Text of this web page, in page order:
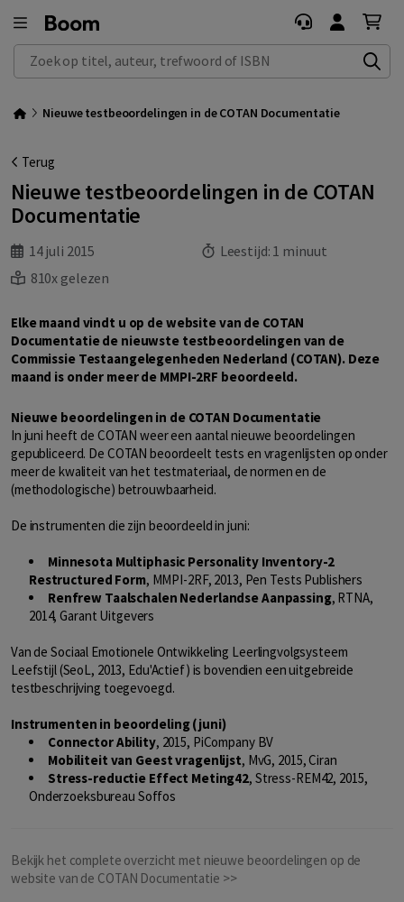
Zoek op titel, auteur, trefwoord of ISBN
Nieuwe testbeoordelingen in de COTAN Documentatie
Terug
Nieuwe testbeoordelingen in de COTAN
Documentatie
14 juli 2015 Leestijd: 1 minuut
810x gelezen
Elke maand vindt u op de website van de COTAN
Documentatie de nieuwste testbeoordelingen van de
Commissie Testaangelegenheden Nederland (COTAN). Deze
maand is onder meer de MMPI-2RF beoordeeld.
Nieuwe beoordelingen in de COTAN Documentatie
In juni heeft de COTAN weer een aantal nieuwe beoordelingen
gepubliceerd. De COTAN beoordeelt tests en vragenlijsten op onder
meer de kwaliteit van het testmateriaal, de normen en de
(methodologische) betrouwbaarheid.
De instrumenten die zijn beoordeeld in juni:
Minnesota Multiphasic Personality Inventory-2
Restructured Form, MMPI-2RF, 2013, Pen Tests Publishers
Renfrew Taalschalen Nederlandse Aanpassing, RTNA,
2014, Garant Uitgevers
Van de Sociaal Emotionele Ontwikkeling Leerlingvolgsysteem
Leefstijl (SeoL, 2013, Edu'Actief) is bovendien een uitgebreide
testbeschrijving toegevoegd.
Instrumenten in beoordeling (juni)
Connector Ability, 2015, PiCompany BV
Mobiliteit van Geest vragenlijst, MvG, 2015, Ciran
Stress-reductie Effect Meting42, Stress-REM42, 2015,
Onderzoeksbureau Soffos
Bekijk het complete overzicht met nieuwe beoordelingen op de
website van de COTAN Documentatie >>